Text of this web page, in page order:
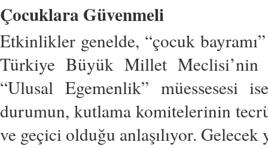
Çocuklara Güvenmeli
Etkinlikler genelde, “çocuk
Türkiye Büyük Millet Meclisi’nin
“Ulusal Egemenlik” müessesesi
durumun, kutlama komitelerinin
ve geçici olduğu anlaşılıyor.